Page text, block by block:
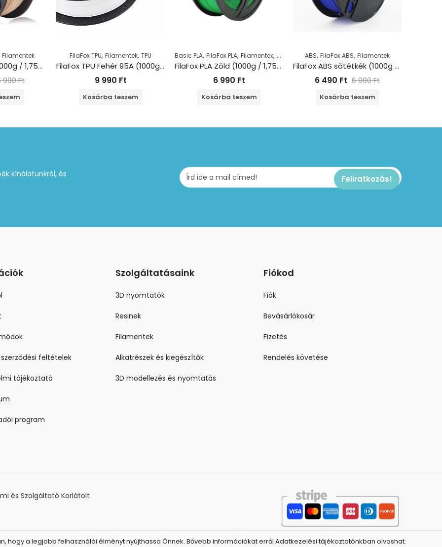
Filamentek
FilaFox ABS bőr (1000g / 1,75mm)
990Ft
FilaFox TPU, Filamentek, TPU
FilaFox TPU Fehér 95A (1000g / 1,75mm)
9 990 Ft
Kosárba teszem
Basic PLA, FilaFox PLA, Filamentek, PLA
FilaFox PLA Zöld (1000g / 1,75mm)
6 990 Ft
Kosárba teszem
ABS, FilaFox ABS, Filamentek
FilaFox ABS sötétkék (1000g / 1,75mm)
6 490 Ft 6 990Ft
Kosárba teszem
kínálatunkról, és
feltételek
tájékoztató
program
Szolgáltatásaink
3D nyomtatók
Resinek
Filamentek
Alkatrészek és kiegészítők
3D modellezés és nyomtatás
Fiókod
Fiók
Bevásárlókosár
Fizetés
Rendelés követése
és Szolgáltató Korlátolt
hogy a legjobb felhasználói élményt nyújthassa Önnek. Bővebb információkat erről Adatkezelési tájékoztatónkban olvashat.